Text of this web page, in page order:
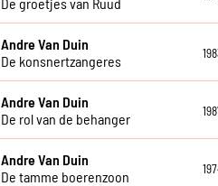
Andre Van Duin
De konsnertzangeres
Andre Van Duin
De rol van de behanger
Andre Van Duin
De tamme boerenzoon